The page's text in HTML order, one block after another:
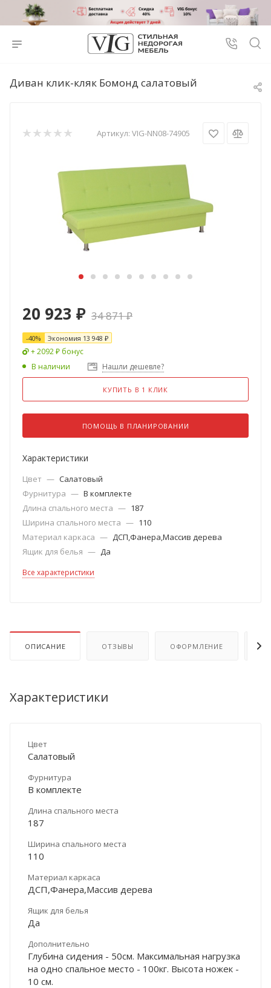
Диван клик-кляк Бомонд салатовый
Артикул: VIG-NN08-74905
20 923 ₽ 34 871₽
-40% Экономия 13 948 ₽
+ 2092 ₽ бонус
В наличии
Нашли дешевле?
КУПИТЬ В 1 КЛИК
ПОМОЩЬ В ПЛАНИРОВАНИИ
Характеристики
Цвет — Салатовый
Фурнитура — В комплекте
Длина спального места — 187
Ширина спального места — 110
Материал каркаса — ДСП,Фанера,Массив дерева
Ящик для белья — Да
Все характеристики
ОПИСАНИЕ ОТЗЫВЫ ОФОРМЛЕНИЕ
Характеристики
Цвет
Салатовый
Фурнитура
В комплекте
Длина спального места
187
Ширина спального места
110
Материал каркаса
ДСП,Фанера,Массив дерева
Ящик для белья
Да
Дополнительно
Глубина сидения - 50см. Максимальная нагрузка
на одно спальное место - 100кг. Высота ножек -
10 см.